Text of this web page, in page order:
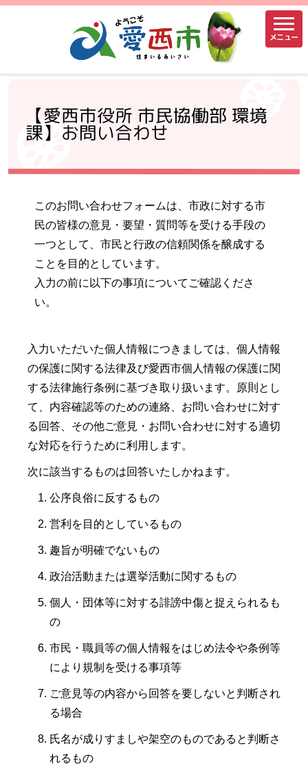
メニュー
【愛西市役所 市民協働部 環境
課】お問い合わせ
このお問い合わせフォームは、市政に対する市
民の皆様の意見・要望・質問等を受ける手段の
一つとして、市民と行政の信頼関係を醸成する
ことを目的としています。
入力の前に以下の事項についてご確認くださ
い。
入力いただいた個人情報につきましては、個人情報
の保護に関する法律及び愛西市個人情報の保護に関
する法律施行条例に基づき取り扱います。原則とし
て、内容確認等のための連絡、お問い合わせに対す
る回答、その他ご意見・お問い合わせに対する適切
な対応を行うために利用します。
次に該当するものは回答いたしかねます。
公序良俗に反するもの
営利を目的としているもの
趣旨が明確でないもの
政治活動または選挙活動に関するもの
個人・団体等に対する誹謗中傷と捉えられるも
の
市民・職員等の個人情報をはじめ法令や条例等
により規制を受ける事項等
ご意見等の内容から回答を要しないと判断され
る場合
氏名が成りすましや架空のものであると判断さ
れるもの